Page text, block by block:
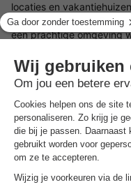
locaties en
Nederlandof ga in
een prachtige omgeving
vakantiehuisjes in een
bergen of in een rustige
vakantiehuis in Spanje te
en privacy of juist een
waar je gebruik kunt
parkfaciliteiten.
Boek in Spanje een type